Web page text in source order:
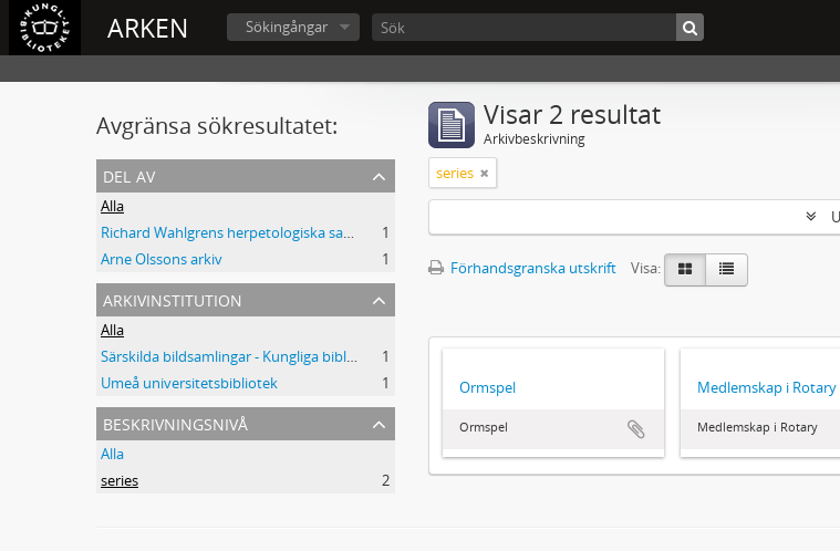
ARKEN Sökingångar
Avgränsa sökresultatet:
del av
Alla
Richard Wahlgrens herpetologiska samling
1
Arne Olssons arkiv
1
arkivinstitution
Alla
Särskilda bildsamlingar - Kungliga biblioteket
1
Umeå universitetsbibliotek
1
beskrivningsnivå
Alla
series
2
Visar 2 resultat
Arkivbeskrivning
series
Förhandsgranska utskrift
Visa:
Ormspel
Ormspel
Medlemskap i Rotary
Medlemskap i Rotary